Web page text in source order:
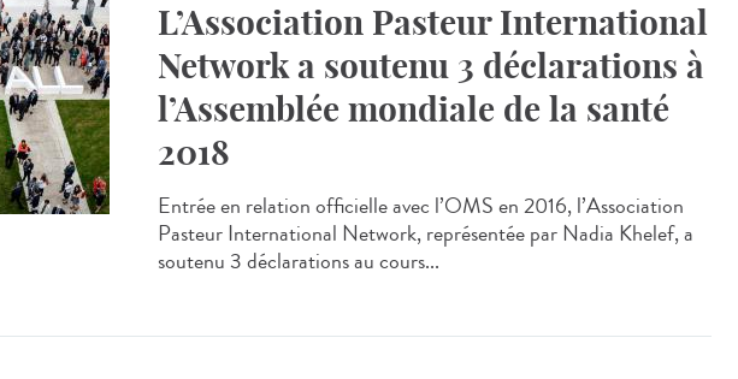
L’Association Pasteur International
Network a soutenu 3 déclarations à
l’Assemblée mondiale de la santé
2018
Entrée en relation officielle avec l’OMS en 2016, l’Association
Pasteur International Network, représentée par Nadia Khelef, a
soutenu 3 déclarations au cours...